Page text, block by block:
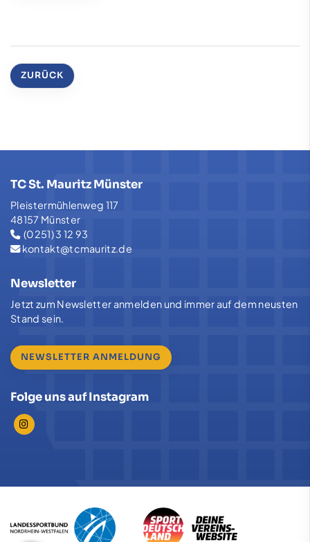
ZURÜCK
TC St. Mauritz Münster
Pleistermühlenweg 117
48157 Münster
(0251) 3 12 93
kontakt@tcmauritz.de
Newsletter
Jetzt zum Newsletter anmelden und immer auf dem neusten
Stand sein.
NEWSLETTER ANMELDUNG
Folge uns auf Instagram